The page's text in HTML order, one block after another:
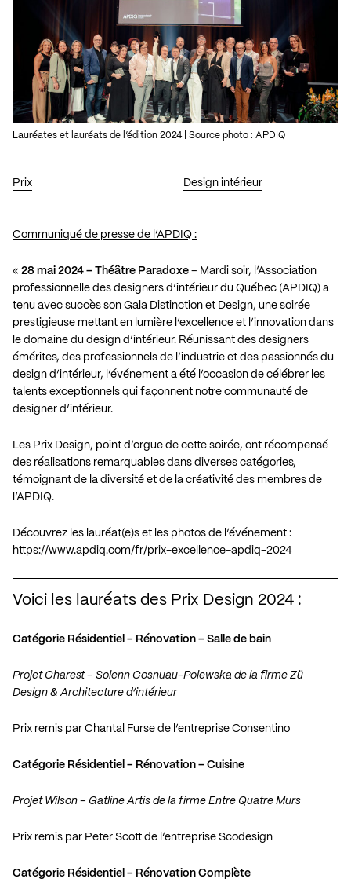
Prix Design intérieur
Lauréates et lauréats de l’édition 2024 | Source photo : APDIQ
Communiqué de presse de l’APDIQ :
« 28 mai 2024 – Théâtre Paradoxe – Mardi soir, l’Association
professionnelle des designers d’intérieur du Québec (APDIQ) a
tenu avec succès son Gala Distinction et Design, une soirée
prestigieuse mettant en lumière l’excellence et l’innovation dans
le domaine du design d’intérieur. Réunissant des designers
émérites, des professionnels de l’industrie et des passionnés du
design d’intérieur, l’événement a été l’occasion de célébrer les
talents exceptionnels qui façonnent notre communauté de
designer d’intérieur.
Les Prix Design, point d’orgue de cette soirée, ont récompensé
des réalisations remarquables dans diverses catégories,
témoignant de la diversité et de la créativité des membres de
l’APDIQ.
Découvrez les lauréat(e)s et les photos de l’événement :
https://www.apdiq.com/fr/prix-excellence-apdiq-2024
Voici les lauréats des Prix Design 2024 :
Catégorie Résidentiel – Rénovation – Salle de bain
Projet Charest – Solenn Cosnuau-Polewska de la firme Zü
Design & Architecture d’intérieur
Prix remis par Chantal Furse de l’entreprise Consentino
Catégorie Résidentiel – Rénovation – Cuisine
Projet Wilson – Gatline Artis de la firme Entre Quatre Murs
Prix remis par Peter Scott de l’entreprise Scodesign
Catégorie Résidentiel – Rénovation Complète